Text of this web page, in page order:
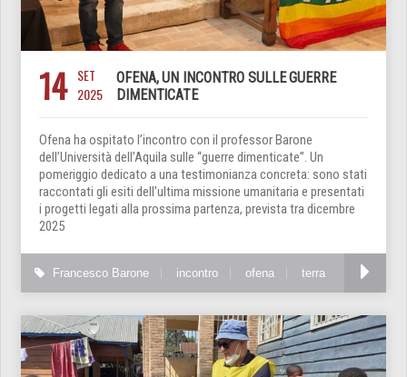
14 SET
2025
OFENA, UN INCONTRO SULLE GUERRE
DIMENTICATE
Ofena ha ospitato l’incontro con il professor Barone
dell’Università dell’Aquila sulle “guerre dimenticate”. Un
pomeriggio dedicato a una testimonianza concreta: sono stati
raccontati gli esiti dell’ultima missione umanitaria e presentati
i progetti legati alla prossima partenza, prevista tra dicembre
2025
Francesco Barone incontro ofena terra